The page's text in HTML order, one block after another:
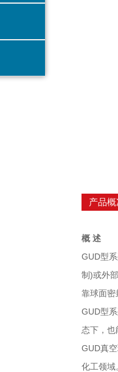
产品
概 述
GUD型
制)或外
靠球面密
GUD型
态下，也
GUD真
化工领域